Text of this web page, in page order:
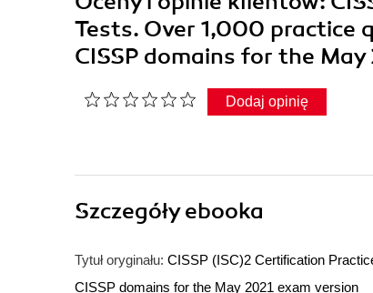
Tests. Over 1,000 practice
CISSP domains for the
Dodaj opinię
Szczegółyebooka
Tytuł oryginału: CISSP (ISC)2 Certification
CISSP domains for the May 2021 exam version